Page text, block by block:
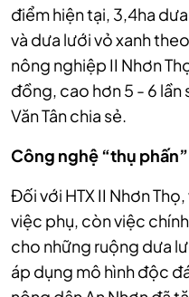
điểm hiện tại, 3,4ha
và dưa lưới vỏ xanh
nông nghiệp II Nhơn
đồng, cao hơn 5 - 6
Văn Tân chia sẻ.
Công nghệ “thụ
Đối với HTX II Nhơn
việc phụ, còn việc
cho những ruộng dưa
áp dụng mô hình độc